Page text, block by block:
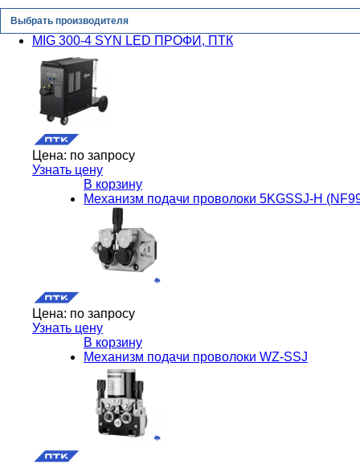
Выбрать производителя
MIG 300-4 SYN LED ПРОФИ, ПТК
Цена: по запросу
Узнать цену
В корзину
Механизм подачи проволоки 5KGSSJ-H
Цена: по запросу
Узнать цену
В корзину
Механизм подачи проволоки WZ-SSJ